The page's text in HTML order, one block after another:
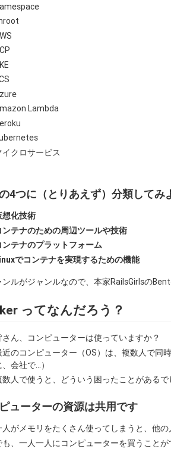
Lambda
イクロサービス
4つに（とりあえず）分類してみ
想化技術
ンテナのための周辺ツールや技術
ンテナのプラットフォーム
でコンテナを実現するための機能
ンルがジャンルなので、本家RailsGirlsの
ってなんだろう？
さん、コンピューターは使っていますか？
近のコンピューター（OS）は、複数人で同
、会社で...）
数人で使うと、どういう困ったことがあるで
ューターの資源は共用です
人がメモリをたくさん使ってしまうと、他
も、一人一人にコンピューターを買うこと